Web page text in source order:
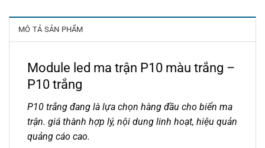
MÔ TẢ SẢN PHẨM
Module led ma trận P10 màu trắng –
P10 trắng
P10 trắng đang là lựa chọn hàng đầu cho biển ma
trận. giá thành hợp lý, nội dung linh hoạt, hiệu quản
quảng cáo cao.